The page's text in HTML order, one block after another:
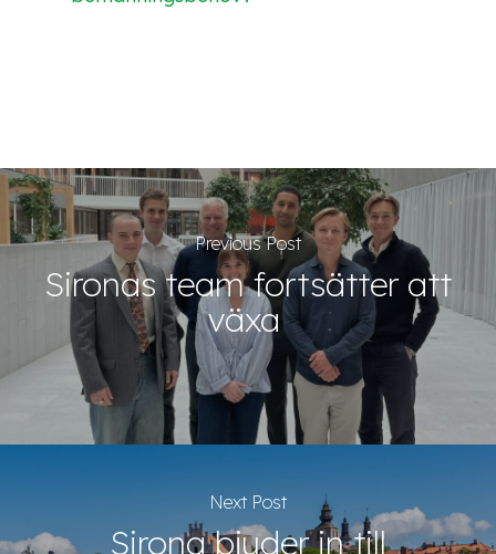
Previous Post
Sironas team fortsätter att
växa
Next Post
Sirona bjuder in till